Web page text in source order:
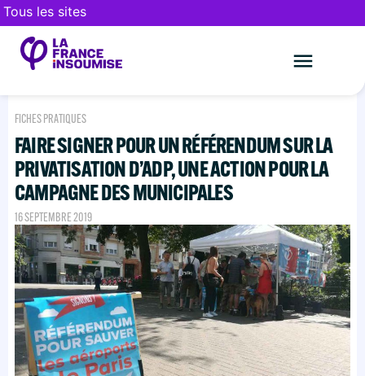
Tous les sites
FICHES PRATIQUES
FAIRE SIGNER POUR UN RÉFÉRENDUM SUR LA
PRIVATISATION D’ADP, UNE ACTION POUR LA
CAMPAGNE DES MUNICIPALES
16 SEPTEMBRE 2019